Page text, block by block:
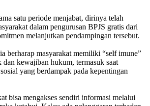
satu periode menjabat, dirinya telah
dalam pengurusan BPJS gratis dari
melanjutkan pendampingan tersebut.
berharap masyarakat memiliki “self imune”
dan kewajiban hukum, termasuk saat
yang berdampak pada kepentingan
bisa mengakses sendiri informasi melalui